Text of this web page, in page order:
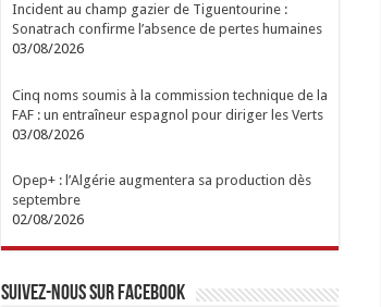
Incident au champ gazier de Tiguentourine :
Sonatrach confirme l’absence de pertes humaines
03/08/2026
Cinq noms soumis à la commission technique de la
FAF : un entraîneur espagnol pour diriger les Verts
03/08/2026
Opep+ : l’Algérie augmentera sa production dès
septembre
02/08/2026
Suivez-nous sur Facebook